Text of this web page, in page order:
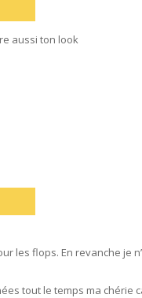
aussi ton look
les flops. En revanche je
tout le temps ma chérie